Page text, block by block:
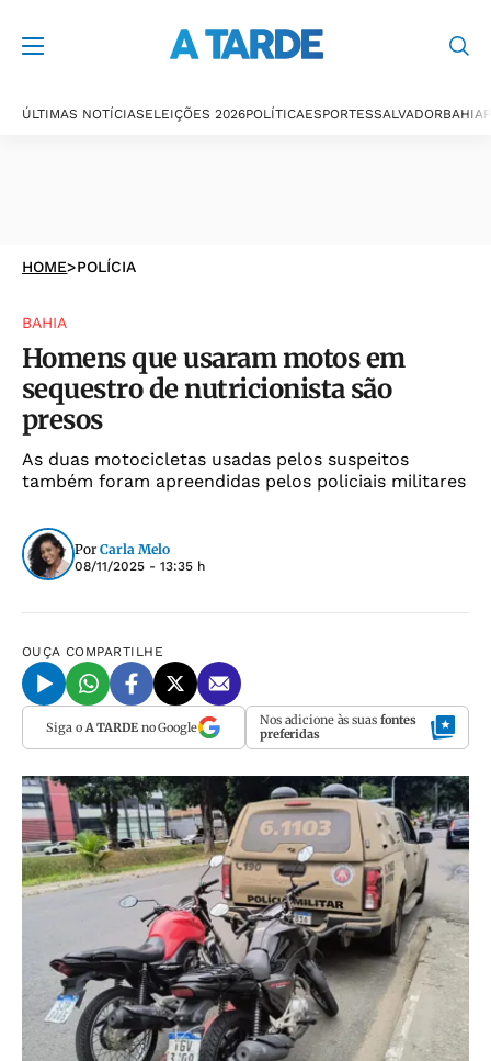
ÚLTIMAS NOTÍCIASELEIÇÕES 2026POLÍTICAESPORTESSALVADORBAHIA
HOME>POLÍCIA
BAHIA
Homens que usaram motos em
sequestro de nutricionista são
presos
As duas motocicletas usadas pelos suspeitos
também foram apreendidas pelos policiais militares
Por Carla Melo
08/11/2025 - 13:35 h
OUÇA COMPARTILHE
Siga o A TARDEno Google Nos adicione às suas fontes
preferidas